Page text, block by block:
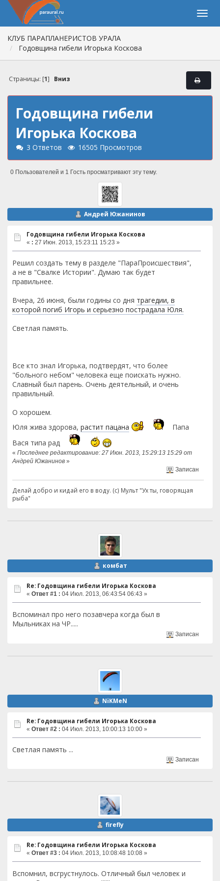
КЛУБ ПАРАПЛАНЕРИСТОВ УРАЛА
Годовщина гибели Игорька Коскова
Страницы: [1] Вниз
Годовщина гибели
Игорька Коскова
3 Ответов 16505 Просмотров
0 Пользователей и 1 Гость просматривают эту тему.
Андрей Южанинов
Годовщина гибели Игорька Коскова
« : 27 Июн. 2013, 15:23:11 15:23 »
Решил создать тему в разделе "ПараПроисшествия",
а не в "Свалке Истории". Думаю так будет
правильнее.
Вчера, 26 июня, были годины со дня трагедии, в
которой погиб Игорь и серьезно пострадала Юля.
Светлая память.
Все кто знал Игорька, подтвердят, что более
"больного небом" человека еще поискать нужно.
Славный был парень. Очень деятельный, и очень
правильный.
О хорошем.
Юля жива здорова, растит пацана
Папа
Вася типа рад
« Последнее редактирование: 27 Июн. 2013, 15:29:13 15:29 от
Андрей Южанинов »
Записан
Делай добро и кидай его в воду. (с) Мульт "Ух ты, говорящая
рыба"
комбат
Re: Годовщина гибели Игорька Коскова
« Ответ #1 : 04 Июл. 2013, 06:43:54 06:43 »
Вспоминал про него позавчера когда был в
Мыльниках на ЧР.....
Записан
NiKMeN
Re: Годовщина гибели Игорька Коскова
« Ответ #2 : 04 Июл. 2013, 10:00:13 10:00 »
Светлая память ...
Записан
firefly
Re: Годовщина гибели Игорька Коскова
« Ответ #3 : 04 Июл. 2013, 10:08:48 10:08 »
Вспомнил, всгрустнулось. Отличный был человек и